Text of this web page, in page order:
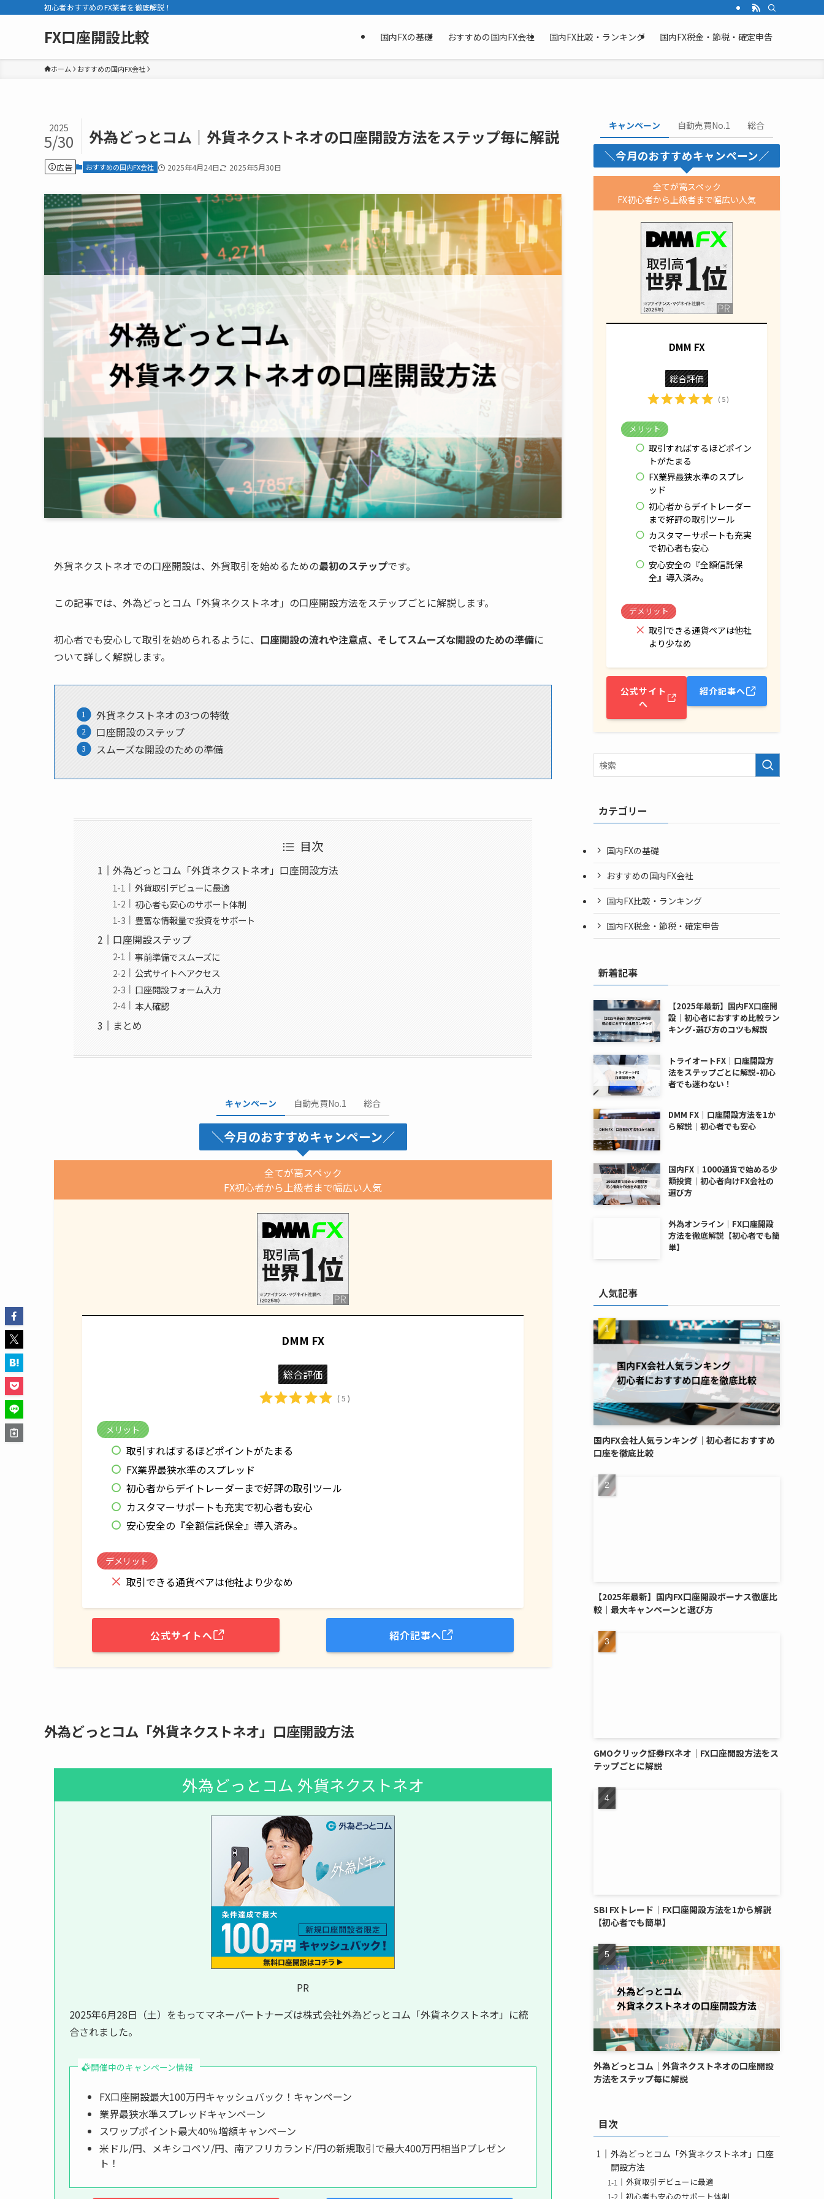
初心者おすすめのFX業者を徹底解説！
FX口座開設比較 国内FXの基礎 おすすめの国内FX会社 国内FX比較・ランキング 国内FX税金・節税・確定申告
ホーム おすすめの国内FX会社
外為どっとコム｜外貨ネクストネオの口座開設方法をステップ毎に解説
2025
5/30
広告 おすすめの国内FX会社 2025年4月24日 2025年5月30日
外貨ネクストネオでの口座開設は、外貨取引を始めるための最初のステップです。
この記事では、外為どっとコム「外貨ネクストネオ」の口座開設方法をステップごとに解説します。
初心者でも安心して取引を始められるように、 口座開設の流れや注意点、そしてスムーズな開設のための準備に
ついて詳しく解説します。
外貨ネクストネオの3つの特徴
口座開設のステップ
スムーズな開設のための準備
目次
外為どっとコム「外貨ネクストネオ」口座開設方法
外貨取引デビューに最適
初心者も安心のサポート体制
豊富な情報量で投資をサポート
口座開設ステップ
事前準備でスムーズに
公式サイトへアクセス
口座開設フォーム入力
本人確認
まとめ
キャンペーン 自動売買No.1 総合
＼今月のおすすめキャンペーン／
全てが高スペック
FX初心者から上級者まで幅広い人気
DMM FX
総合評価
( 5 )
メリット
取引すればするほどポイントがたまる
FX業界最狭水準のスプレッド
初心者からデイトレーダーまで好評の取引ツール
カスタマーサポートも充実で初心者も安心
安心安全の『全額信託保全』導入済み。
デメリット
取引できる通貨ペアは他社より少なめ
公式サイトへ 紹介記事へ
外為どっとコム「外貨ネクストネオ」口座開設方法
外為どっとコム 外貨ネクストネオ
PR
2025年6月28日（土）をもってマネーパートナーズは株式会社外為どっとコム「外貨ネクストネオ」に統
合されました。
開催中のキャンペーン情報
FX口座開設最大100万円キャッシュバック！キャンペーン
業界最狭水準スプレッドキャンペーン
スワップポイント最大40％増額キャンペーン
米ドル/円、メキシコペソ/円、南アフリカランド/円の新規取引で最大400万円相当Pプレゼン
ト！
キャンペーン 自動売買No.1 総合
＼今月のおすすめキャンペーン／
全てが高スペック
FX初心者から上級者まで幅広い人気
DMM FX
総合評価
( 5 )
メリット
取引すればするほどポイン
トがたまる
FX業界最狭水準のスプレ
ッド
初心者からデイトレーダー
まで好評の取引ツール
カスタマーサポートも充実
で初心者も安心
安心安全の『全額信託保
全』導入済み。
デメリット
取引できる通貨ペアは他社
より少なめ
公式サイト
へ
紹介記事へ
カテゴリー
国内FXの基礎
おすすめの国内FX会社
国内FX比較・ランキング
国内FX税金・節税・確定申告
新着記事
【2025年最新】国内FX口座開
設｜初心者におすすめ比較ラン
キング-選び方のコツも解説
トライオートFX｜口座開設方
法をステップごとに解説-初心
者でも迷わない！
DMM FX｜口座開設方法を1か
ら解説｜初心者でも安心
国内FX｜1000通貨で始める少
額投資｜初心者向けFX会社の
選び方
外為オンライン｜FX口座開設
方法を徹底解説【初心者でも簡
単】
人気記事
国内FX会社人気ランキング｜初心者におすすめ
口座を徹底比較
【2025年最新】国内FX口座開設ボーナス徹底比
較｜最大キャンペーンと選び方
GMOクリック証券FXネオ｜FX口座開設方法をス
テップごとに解説
SBI FXトレード｜FX口座開設方法を1から解説
【初心者でも簡単】
外為どっとコム｜外貨ネクストネオの口座開設
方法をステップ毎に解説
目次
外為どっとコム「外貨ネクストネオ」口座
開設方法
外貨取引デビューに最適
初心者も安心のサポート体制